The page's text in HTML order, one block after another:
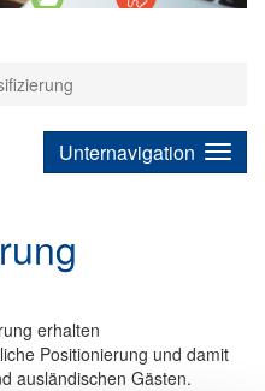
Unternavigation
erhalten
Positionierung und damit
ausländischen Gästen.